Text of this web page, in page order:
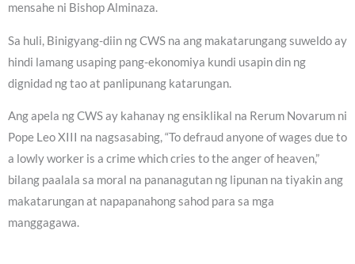
mensahe ni Bishop Alminaza.
Sa huli, Binigyang-diin ng CWS na ang makatarungang suweldo ay
hindi lamang usaping pang-ekonomiya kundi usapin din ng
dignidad ng tao at panlipunang katarungan.
Ang apela ng CWS ay kahanay ng ensiklikal na Rerum Novarum ni
Pope Leo XIII na nagsasabing, “To defraud anyone of wages due to
a lowly worker is a crime which cries to the anger of heaven,”
bilang paalala sa moral na pananagutan ng lipunan na tiyakin ang
makatarungan at napapanahong sahod para sa mga
manggagawa.